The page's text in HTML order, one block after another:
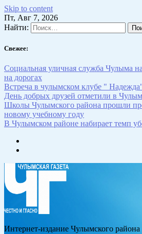
Skip to content
Пт, Авг 7, 2026
Найти:
Свежее:
Социальная уличная служба Чулыма
на дорогах
Встреча в чулымском клубе "
День добрых друзей отметили в
Школы Чулымского района прошли
новому учебному году
В Чулымском районе набирает темп
Интернет-издание Чулымского района